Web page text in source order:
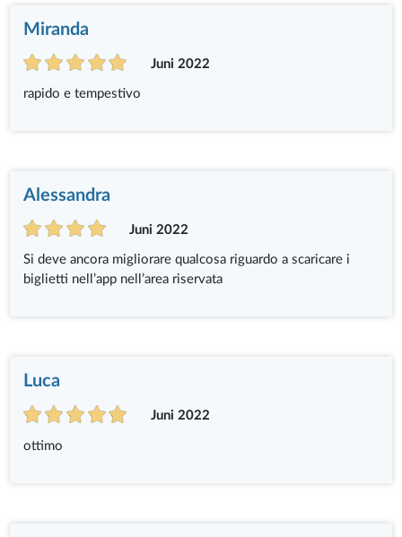
Miranda
Juni 2022
rapido e tempestivo
Alessandra
Juni 2022
Si deve ancora migliorare qualcosa riguardo a scaricare i
biglietti nell’app nell’area riservata
Luca
Juni 2022
ottimo